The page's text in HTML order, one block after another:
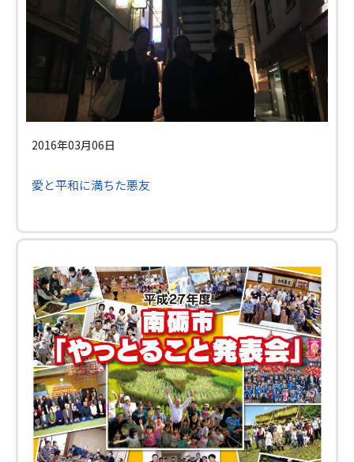
2016年03月06日
愛と平和に満ちた悪友